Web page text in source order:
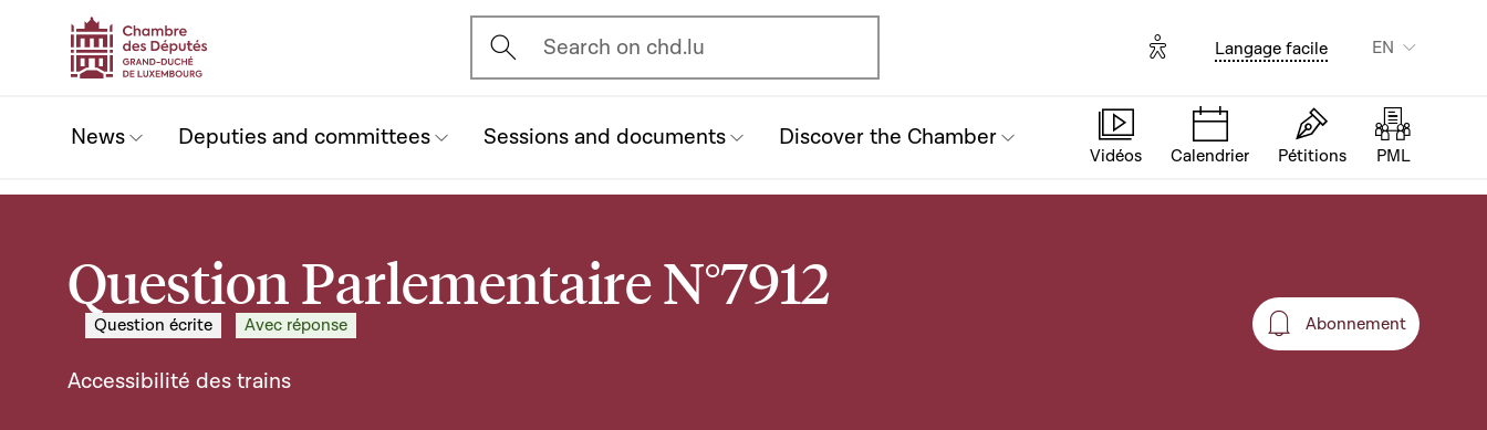
Ouvrir l'écran de recherche
Search on chd.lu Options d'accessibilité
Langage facile EN
News Deputies and committees Sessions and documents Discover the Chamber
Vidéos Calendrier Pétitions PML
Question Parlementaire N°7912
Question écrite Avec réponse
Accessibilité des trains
Abonnement
Abonnement